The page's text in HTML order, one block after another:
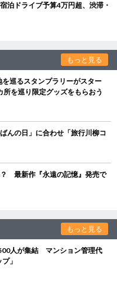
ドライブ予算4万円超、渋滞・
もっと見る
巡るスタンプラリーがスター
を巡り限定グッズをもらおう
んの日」に合わせ「旅行川柳コ
最新作『永遠の記憶』発売で
もっと見る
人が集結 マンション管理代
」